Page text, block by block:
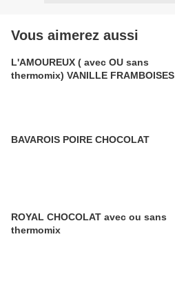
Vous aimerez aussi
L'AMOUREUX ( avec OU sans
thermomix) VANILLE FRAMBOISES
BAVAROIS POIRE CHOCOLAT
ROYAL CHOCOLAT avec ou sans
thermomix